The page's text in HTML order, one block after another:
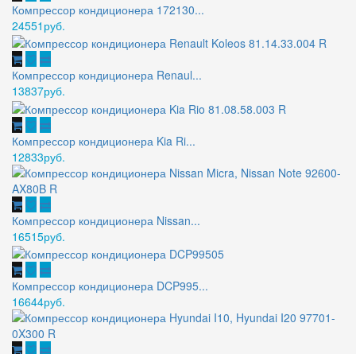
Компрессор кондиционера 172130...
24551руб.
Компрессор кондиционера Renaul...
13837руб.
Компрессор кондиционера Kia Ri...
12833руб.
Компрессор кондиционера Nissan...
16515руб.
Компрессор кондиционера DCP995...
16644руб.